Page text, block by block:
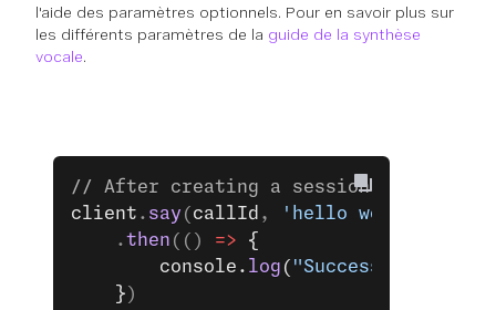
l'aide des paramètres optionnels. Pour en savoir plus sur
les différents paramètres de la guide de la synthèse
vocale.
// After creating a session
client . say ( callId , 'hello world 111'
    .
then (() => {
        console.
log ( "Success sending
    }
)